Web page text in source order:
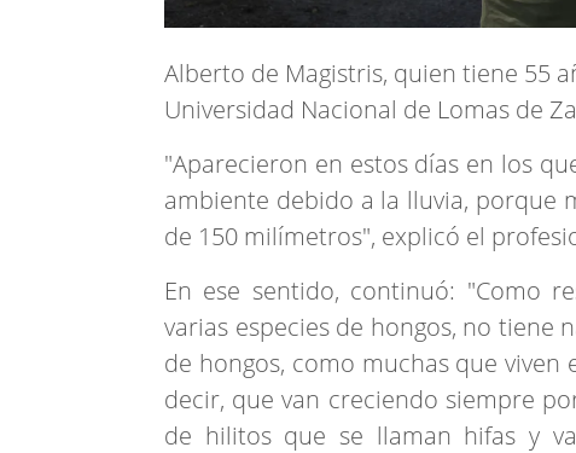
Alberto de Magistris, quien tiene 55
Universidad Nacional de Lomas de
"Aparecieron en estos días en los
ambiente debido a la lluvia, porque
de 150 milímetros", explicó el
En ese sentido, continuó: "Como
varias especies de hongos, no tiene
de hongos, como muchas que
decir, que van creciendo siempre
de hilitos que se llaman hifas y